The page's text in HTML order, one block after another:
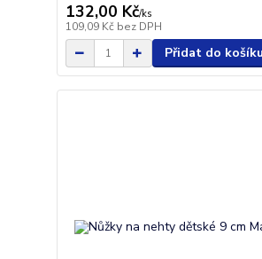
132,00 Kč/ks
109,09 Kč bez DPH
Přidat do košíku